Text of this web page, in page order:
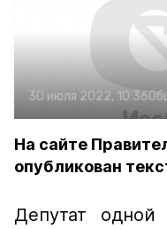
30 июля 2022, 10:36
На сайте
опубликован
Депутат